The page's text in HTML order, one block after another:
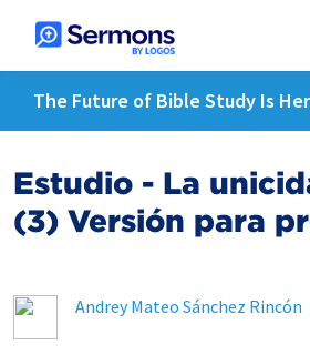
The Future of Bible Study Is
Estudio - La
(3) Versión para
Andrey Mateo Sánchez Rincón